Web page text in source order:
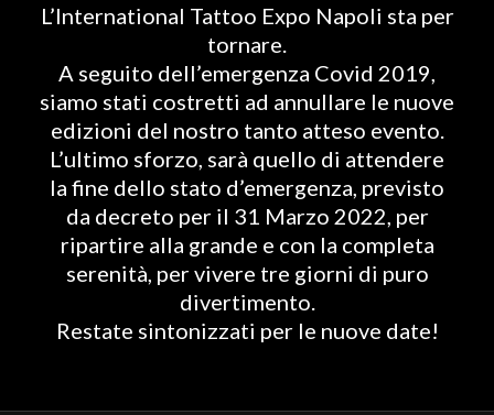
L’International Tattoo Expo Napoli sta per
tornare.
A seguito dell’emergenza Covid 2019,
siamo stati costretti ad annullare le nuove
edizioni del nostro tanto atteso evento.
L’ultimo sforzo, sarà quello di attendere
la fine dello stato d’emergenza, previsto
da decreto per il 31 Marzo 2022, per
ripartire alla grande e con la completa
serenità, per vivere tre giorni di puro
divertimento.
Restate sintonizzati per le nuove date!